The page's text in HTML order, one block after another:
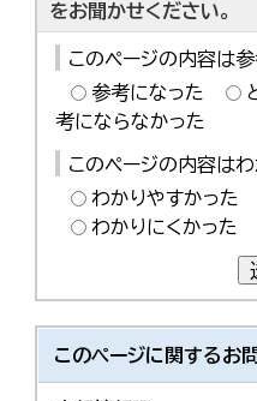
をお聞かせください。
このページの内容は
参考になった
考にならなかった
このページの内容は
わかりやすかった
わかりにくかった
このページに関するお